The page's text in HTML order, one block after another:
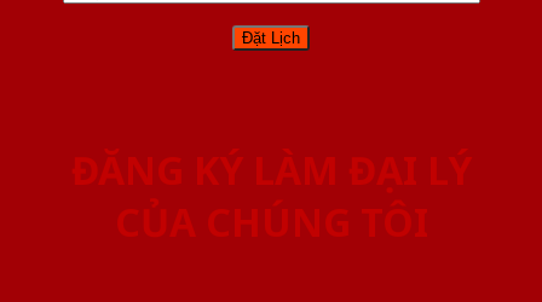
ĐĂNG KÝ LÀM ĐẠI LÝ
CỦA CHÚNG TÔI